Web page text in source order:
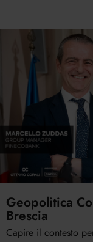
Geopolitica
Brescia
Capire il contesto